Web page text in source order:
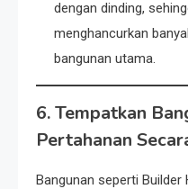
dengan dinding,
menghancurkan
bangunan utama.
6. Tempatkan
Pertahanan
Bangunan seperti Builder